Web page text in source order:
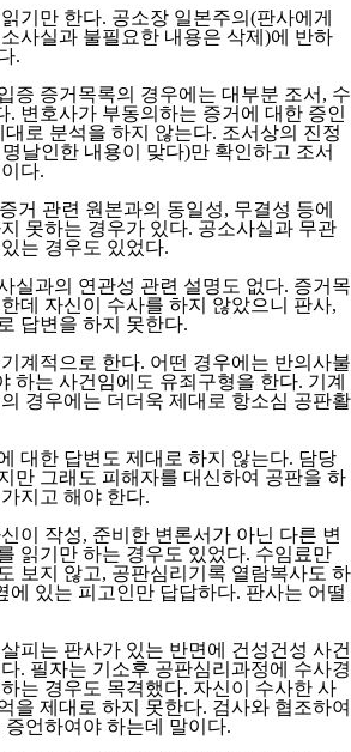
기만 한다. 공소장 일본주의(판사에게
사실과 불필요한 내용은 삭제)에 반하
.
증 증거목록의 경우에는 대부분 조서, 수
. 변호사가 부동의하는 증거에 대한 증인
로 분석을 하지 않는다. 조서상의 진정
날인한 내용이 맞다)만 확인하고 조서
다.
거 관련 원본과의 동일성, 무결성 등에
못하는 경우가 있다. 공소사실과 무관
는 경우도 있었다.
실과의 연관성 관련 설명도 없다. 증거목
데 자신이 수사를 하지 않았으니 판사,
답변을 하지 못한다.
계적으로 한다. 어떤 경우에는 반의사불
하는 사건임에도 유죄구형을 한다. 기계
경우에는 더더욱 제대로 항소심 공판활
대한 답변도 제대로 하지 않는다. 담당
만 그래도 피해자를 대신하여 공판을 하
지고 해야 한다.
이 작성, 준비한 변론서가 아닌 다른 변
읽기만 하는 경우도 있었다. 수임료만
보지 않고, 공판심리기록 열람복사도 하
에 있는 피고인만 답답하다. 판사는 어떨
피는 판사가 있는 반면에 건성건성 사건
. 필자는 기소후 공판심리과정에 수사경
는 경우도 목격했다. 자신이 수사한 사
을 제대로 하지 못한다. 검사와 협조하여
언하여야 하는데 말이다.